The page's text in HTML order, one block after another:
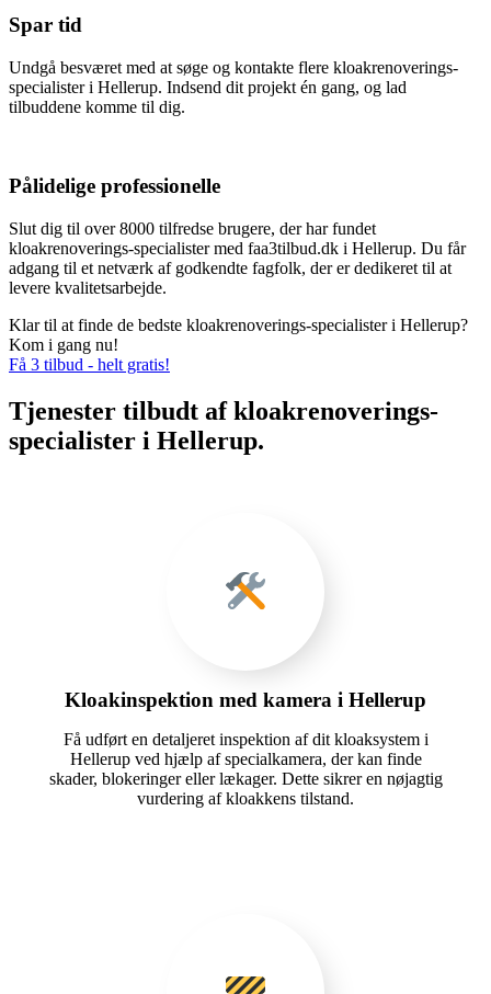
Spar tid
Undgå besværet med at søge og kontakte flere kloakrenoverings-
specialister i Hellerup. Indsend dit projekt én gang, og lad
tilbuddene komme til dig.
Pålidelige professionelle
Slut dig til over 8000 tilfredse brugere, der har fundet
kloakrenoverings-specialister med faa3tilbud.dk i Hellerup. Du får
adgang til et netværk af godkendte fagfolk, der er dedikeret til at
levere kvalitetsarbejde.
Klar til at finde de bedste kloakrenoverings-specialister i Hellerup?
Kom i gang nu!
Få 3 tilbud - helt gratis!
Tjenester tilbudt af kloakrenoverings-
specialister i Hellerup.
Kloakinspektion med kamera i Hellerup
Få udført en detaljeret inspektion af dit kloaksystem i
Hellerup ved hjælp af specialkamera, der kan finde
skader, blokeringer eller lækager. Dette sikrer en nøjagtig
vurdering af kloakkens tilstand.